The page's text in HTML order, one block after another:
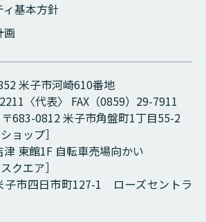
基本方針
画
米子市河崎610番地
〈代表〉 FAX（0859）29-7911
〒683-0812 米子市角盤町1丁目55-2
ョップ］
東館1F 自転車売場向かい
クエア］
市四日市町127-1 ローズセントラ